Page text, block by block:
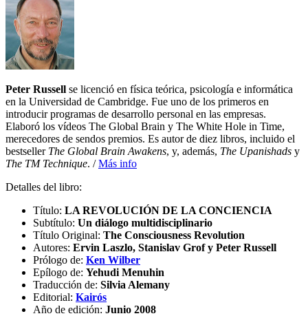
Peter Russell se licenció en física teórica, psicología e informática
en la Universidad de Cambridge. Fue uno de los primeros en
introducir programas de desarrollo personal en las empresas.
Elaboró los vídeos The Global Brain y The White Hole in Time,
merecedores de sendos premios. Es autor de diez libros, incluido el
bestseller The Global Brain Awakens, y, además, The Upanishads y
The TM Technique. /Más info
Detalles del libro:
Título: LA REVOLUCIÓN DE LA CONCIENCIA
Subtítulo: Un diálogo multidisciplinario
Título Original: The Consciousness Revolution
Autores: Ervin Laszlo, Stanislav Grof y Peter Russell
Prólogo de: Ken Wilber
Epílogo de: Yehudi Menuhin
Traducción de: Silvia Alemany
Editorial: Kairós
Año de edición: Junio 2008